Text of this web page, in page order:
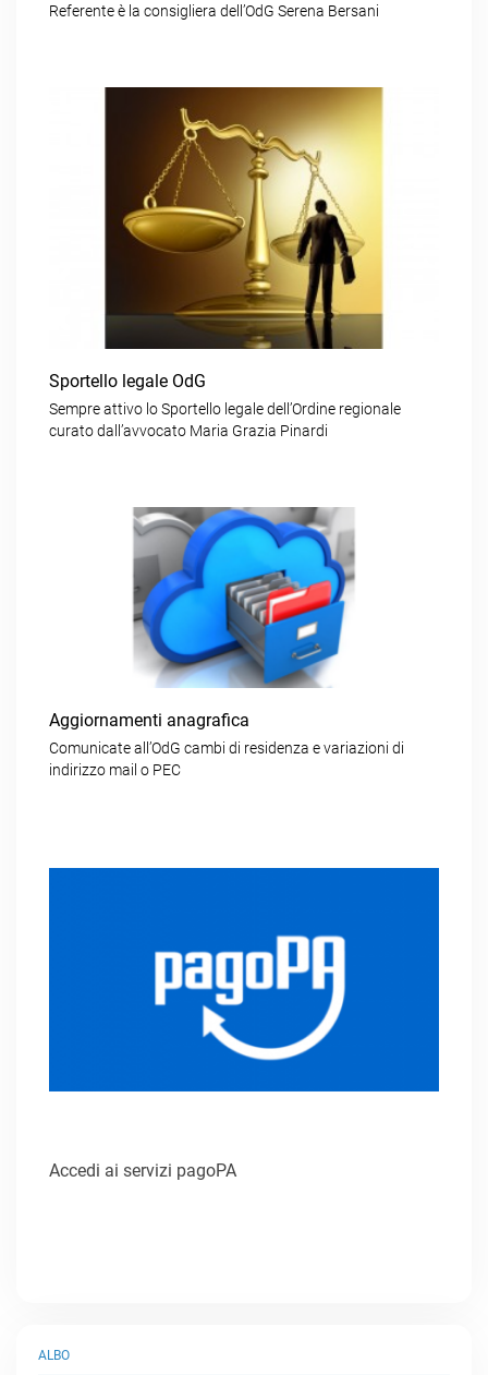
Referente è la consigliera dell’OdG Serena Bersani
Sportello legale OdG
Sempre attivo lo Sportello legale dell’Ordine regionale
curato dall’avvocato Maria Grazia Pinardi
Aggiornamenti anagrafica
Comunicate all’OdG cambi di residenza e variazioni di
indirizzo mail o PEC
Accedi ai servizi pagoPA
ALBO